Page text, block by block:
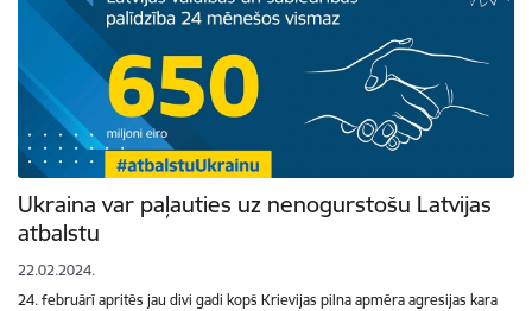
Ukraina var paļauties uz nenogurstošu Latvijas
atbalstu
22.02.2024.
24. februārī apritēs jau divi gadi kopš Krievijas pilna apmēra agresijas kara